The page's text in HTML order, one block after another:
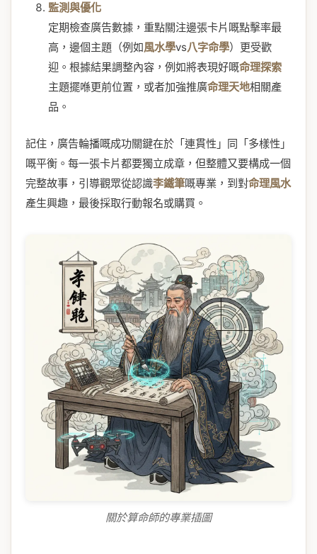
監測與優化
定期檢查廣告數據，重點關注邊張卡片嘅點擊率最
高，邊個主題（例如風水學vs八字命學）更受歡
迎。根據結果調整內容，例如將表現好嘅命理探索
主題擺喺更前位置，或者加強推廣命理天地相關產
品。
記住，廣告輪播嘅成功關鍵在於「連貫性」同「多樣性」
嘅平衡。每一張卡片都要獨立成章，但整體又要構成一個
完整故事，引導觀眾從認識李鐵筆嘅專業，到對命理風水
產生興趣，最後採取行動報名或購買。
關於算命師的專業插圖